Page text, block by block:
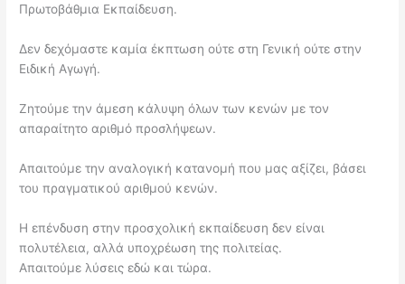
Πρωτοβάθμια Εκπαίδευση.
Δεν δεχόμαστε καμία έκπτωση ούτε στη Γενική ούτε στην
Ειδική Αγωγή.
Ζητούμε την άμεση κάλυψη όλων των κενών με τον
απαραίτητο αριθμό προσλήψεων.
Απαιτούμε την αναλογική κατανομή που μας αξίζει, βάσει
του πραγματικού αριθμού κενών.
Η επένδυση στην προσχολική εκπαίδευση δεν είναι
πολυτέλεια, αλλά υποχρέωση της πολιτείας.
Απαιτούμε λύσεις εδώ και τώρα.